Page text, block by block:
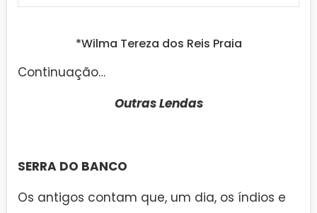
*Wilma Tereza dos Reis Praia
Continuação…
Outras Lendas
SERRA DO BANCO
Os antigos contam que, um dia, os índios e